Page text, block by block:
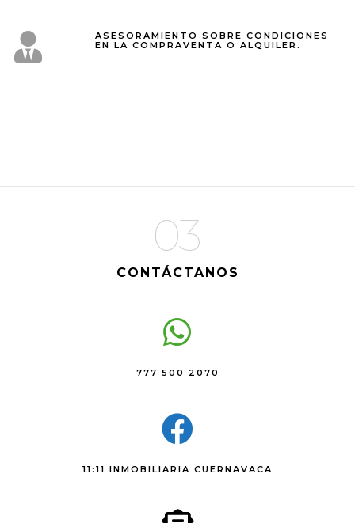
ASESORAMIENTO SOBRE CONDICIONES
EN LA COMPRAVENTA O ALQUILER.
03
CONTÁCTANOS
777 500 2070
11:11 INMOBILIARIA CUERNAVACA